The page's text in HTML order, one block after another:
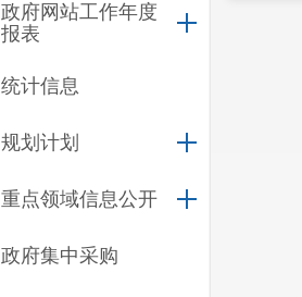
政府网站工作年度
报表
统计信息
规划计划
重点领域信息公开
政府集中采购